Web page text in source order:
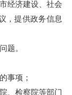
经济建设、社会
，提供政务信息
题。
事项；
、检察院等部门